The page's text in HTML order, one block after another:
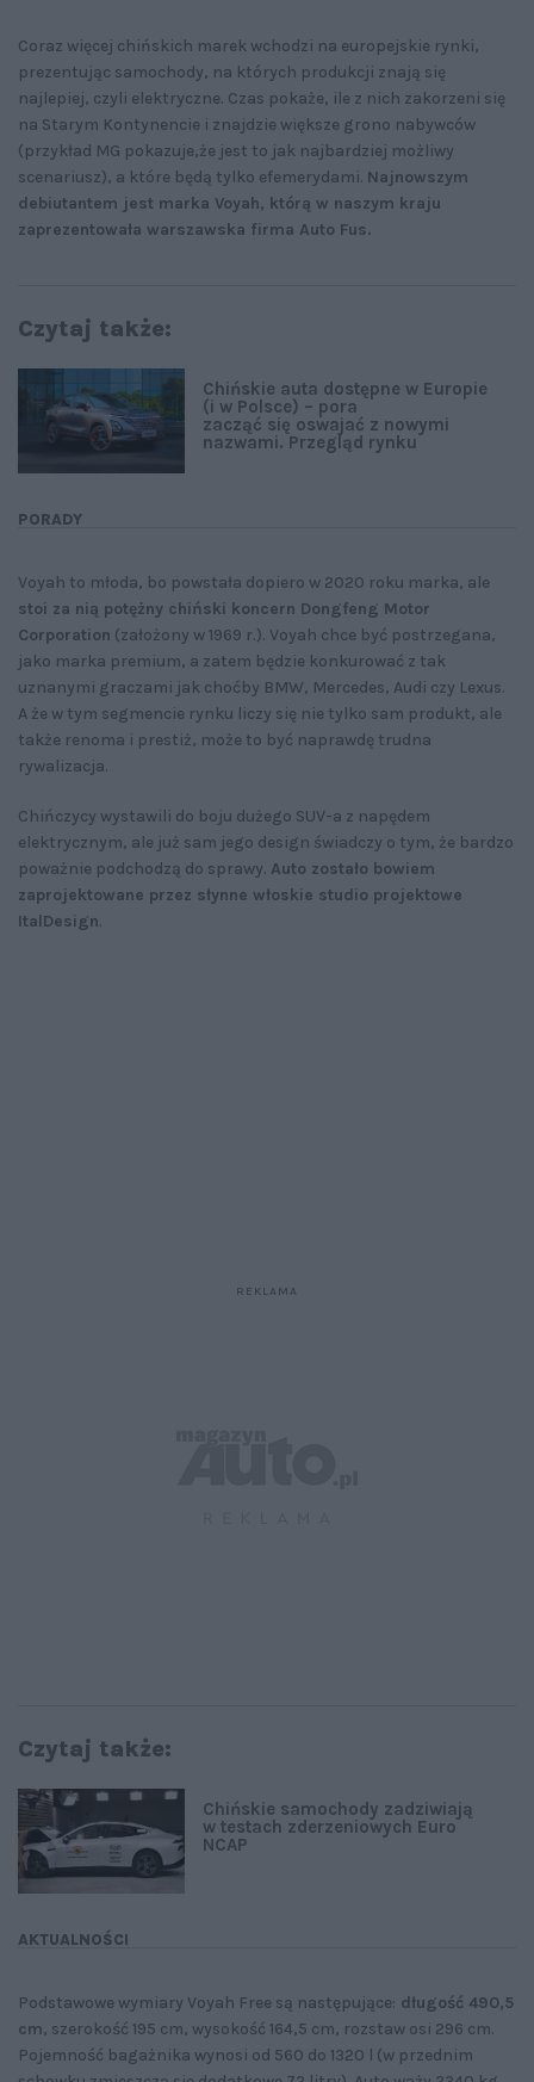
Coraz więcej chińskich marek wchodzi na europejskie rynki,
prezentując samochody, na których produkcji znają się
najlepiej, czyli elektryczne. Czas pokaże, ile z nich zakorzeni się
na Starym Kontynencie i znajdzie większe grono nabywców
(przykład MG pokazuje,że jest to jak najbardziej możliwy
scenariusz), a które będą tylko efemerydami. Najnowszym
debiutantem jest marka Voyah, którą w naszym kraju
zaprezentowała warszawska firma Auto Fus.
Czytaj także:
PORADY
Chińskie auta dostępne w Europie
(i w Polsce) – pora
zacząć się oswajać z nowymi
nazwami. Przegląd rynku
Voyah to młoda, bo powstała dopiero w 2020 roku marka, ale
stoi za nią potężny chiński koncern Dongfeng Motor
Corporation (założony w 1969 r.). Voyah chce być postrzegana,
jako marka premium, a zatem będzie konkurować z tak
uznanymi graczami jak choćby BMW, Mercedes, Audi czy Lexus.
A że w tym segmencie rynku liczy się nie tylko sam produkt, ale
także renoma i prestiż, może to być naprawdę trudna
rywalizacja.
Chińczycy wystawili do boju dużego SUV-a z napędem
elektrycznym, ale już sam jego design świadczy o tym, że bardzo
poważnie podchodzą do sprawy. Auto zostało bowiem
zaprojektowane przez słynne włoskie studio projektowe
ItalDesign.
Czytaj także:
AKTUALNOŚCI
Chińskie samochody zadziwiają
w testach zderzeniowych Euro
NCAP
Podstawowe wymiary Voyah Free są następujące: długość 490,5
cm, szerokość 195 cm, wysokość 164,5 cm, rozstaw osi 296 cm.
Pojemność bagażnika wynosi od 560 do 1320 l (w przednim